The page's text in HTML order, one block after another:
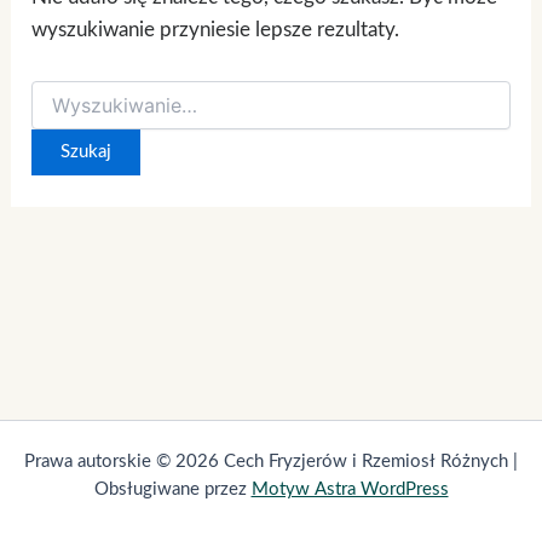
wyszukiwanie przyniesie lepsze rezultaty.
Prawa autorskie © 2026 Cech Fryzjerów i Rzemiosł Różnych |
Obsługiwane przez Motyw Astra WordPress